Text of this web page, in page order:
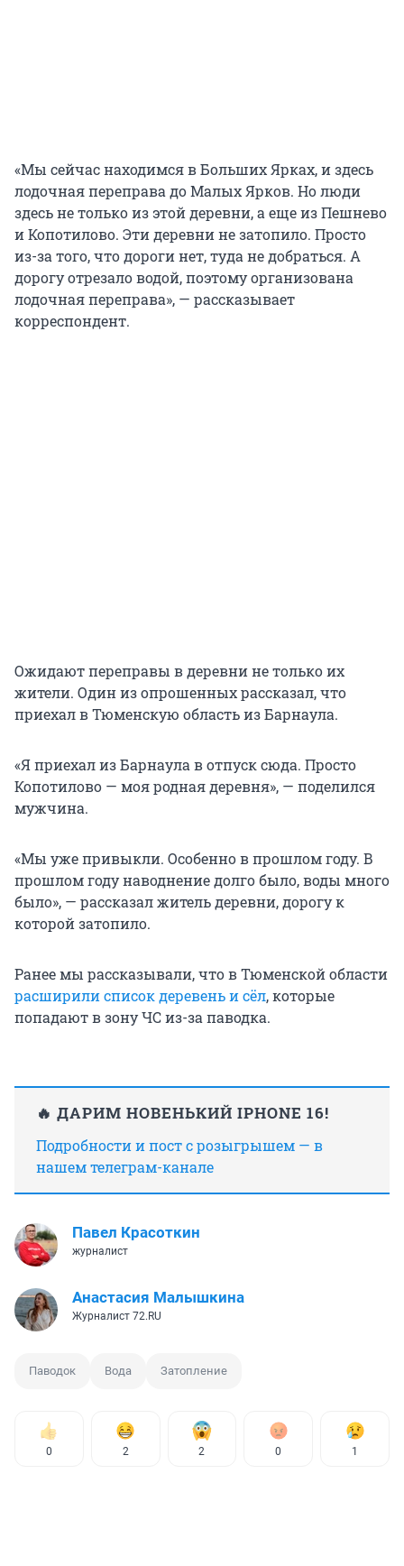
«Мы сейчас находимся в Больших Ярках, и здесь
лодочная переправа до Малых Ярков. Но люди
здесь не только из этой деревни, а еще из Пешнево
и Копотилово. Эти деревни не затопило. Просто
из-за того, что дороги нет, туда не добраться. А
дорогу отрезало водой, поэтому организована
лодочная переправа», — рассказывает
корреспондент.
Ожидают переправы в деревни не только их
жители. Один из опрошенных рассказал, что
приехал в Тюменскую область из Барнаула.
«Я приехал из Барнаула в отпуск сюда. Просто
Копотилово — моя родная деревня», — поделился
мужчина.
«Мы уже привыкли. Особенно в прошлом году. В
прошлом году наводнение долго было, воды много
было», — рассказал житель деревни, дорогу к
которой затопило.
Ранее мы рассказывали, что в Тюменской области
расширили список деревень и сёл, которые
попадают в зону ЧС из-за паводка.
🔥 ДАРИМ НОВЕНЬКИЙ IPHONE 16!
Подробности и пост с розыгрышем — в
нашем телеграм-канале
Павел Красоткин
журналист
Анастасия Малышкина
Журналист 72.RU
Паводок Вода Затопление
0 2 2 0 1